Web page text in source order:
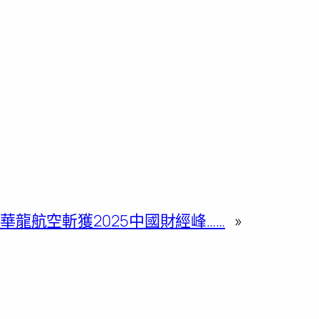
華龍航空斬獲2025中國財經峰…… »